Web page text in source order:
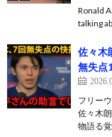
Ronald
talking
佐々木
無失点
フリー
佐々木
物語る